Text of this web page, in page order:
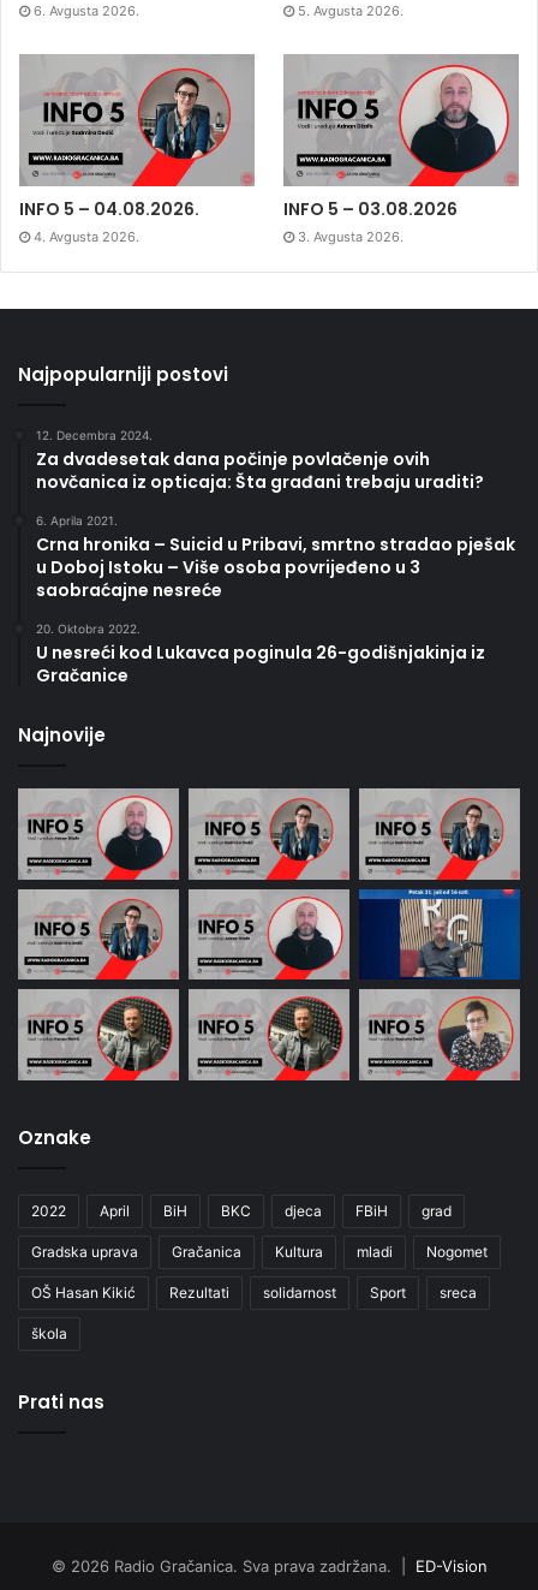
6. Avgusta 2026. 5. Avgusta 2026.
INFO 5 – 04.08.2026.
4. Avgusta 2026.
INFO 5 – 03.08.2026
3. Avgusta 2026.
Najpopularniji postovi
12. Decembra 2024.
Za dvadesetak dana počinje povlačenje ovih
novčanica iz opticaja: Šta građani trebaju uraditi?
6. Aprila 2021.
Crna hronika – Suicid u Pribavi, smrtno stradao pješak
u Doboj Istoku – Više osoba povrijeđeno u 3
saobraćajne nesreće
20. Oktobra 2022.
U nesreći kod Lukavca poginula 26-godišnjakinja iz
Gračanice
Najnovije
Oznake
2022 April BiH BKC djeca FBiH grad
Gradska uprava Gračanica Kultura mladi Nogomet
OŠ Hasan Kikić Rezultati solidarnost Sport sreca
škola
Prati nas
© 2026 Radio Gračanica. Sva prava zadržana. | ED-Vision